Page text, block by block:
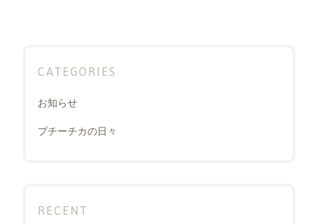
CATEGORIES
お知らせ
プチーチカの日々
RECENT